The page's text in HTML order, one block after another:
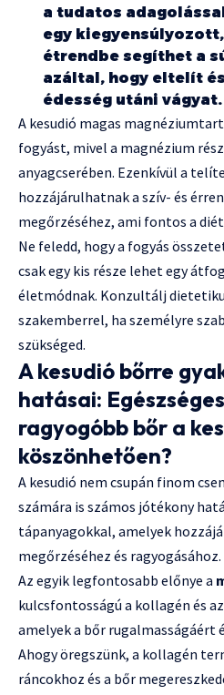
a tudatos
egy
étrendbe segíthet a
azáltal, hogy eltelít
édesség utáni vágyat.
A kesudió magas
fogyást, mivel a magnézium
anyagcserében. Ezenkívül a
hozzájárulhatnak a szív- és
megőrzéséhez, ami fontos a
Ne feledd, hogy a fogyás
csak egy kis része lehet egy
életmódnak. Konzultálj
szakemberrel, ha személyre
szükséged.
A kesudió bőrre
hatásai:
ragyogóbb bőr a
köszönhetően?
A kesudió nem csupán finom
számára is számos jótékony
tápanyagokkal, amelyek
megőrzéséhez és ragyogásához.
Az egyik legfontosabb előnye a
kulcsfontosságú a kollagén és
amelyek a bőr rugalmasságáért
Ahogy öregszünk, a kollagén
ráncokhoz és a bőr